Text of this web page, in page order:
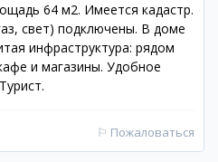
64 м2. Имеется кадастр.
свет) подключены. В доме
инфраструктура: рядом
и магазины. Удобное
⚐ Пожаловаться